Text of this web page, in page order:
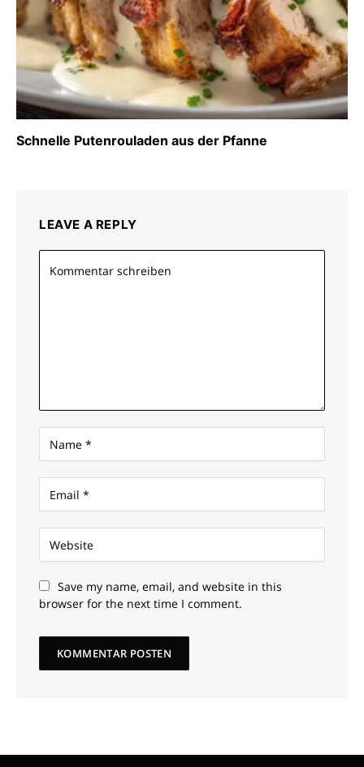
Schnelle Putenrouladen aus der Pfanne
LEAVE A REPLY
Save my name, email, and website in this
browser for the next time I comment.